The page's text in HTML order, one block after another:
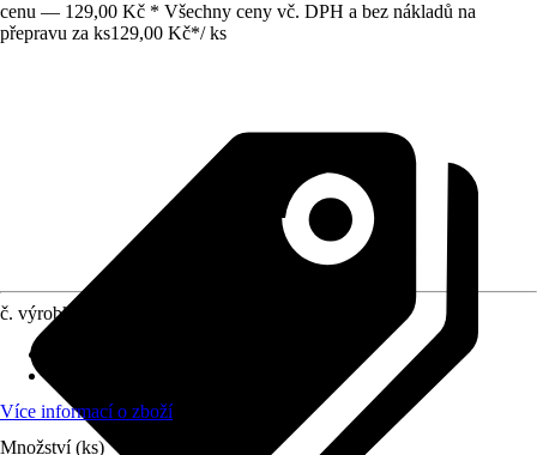
cenu — 129,00 Kč * Všechny ceny vč. DPH a bez nákladů na
přepravu za ks129,00 Kč*/ ks
č. výrobku
Více informací o zboží
Množství (ks)